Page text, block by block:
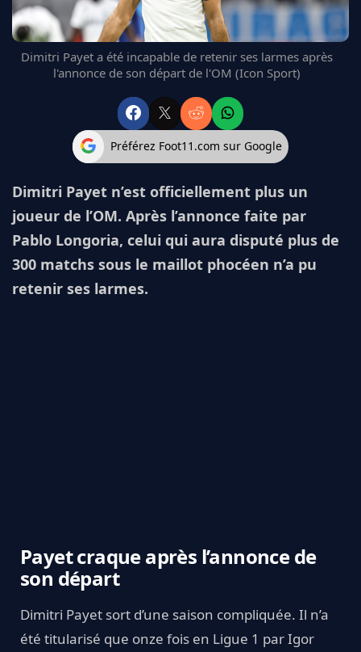
FC BARCELONE
MANCHESTER UNITED
CHELSEA
ARSENAL
L'AVIS DE LA RÉDAC'
Dimitri Payet a été incapable de retenir ses larmes après
l'annonce de son départ de l'OM (Icon Sport)
Préférez Foot11.com sur Google
Dimitri Payet n’est officiellement plus un
joueur de l’OM. Après l’annonce faite par
Pablo Longoria, celui qui aura disputé plus de
300 matchs sous le maillot phocéen n’a pu
retenir ses larmes.
Payet craque après l’annonce de
son départ
Dimitri Payet sort d’une saison compliquée. Il n’a
été titularisé que onze fois en Ligue 1 par Igor